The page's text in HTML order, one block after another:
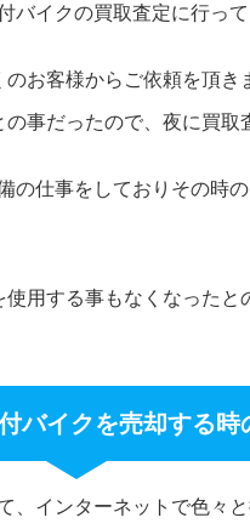
バイクの買取査定に行って
お客様からご依頼を頂
事だったので、夜に買取
の仕事をしておりその時
用する事もなくなった
バイクを売却する時
インターネットで色々と